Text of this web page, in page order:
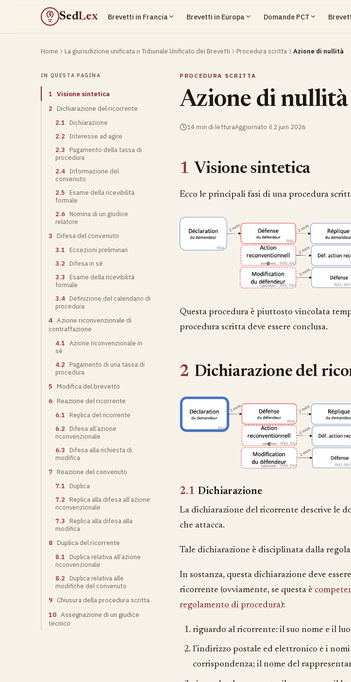
§ SedLex Brevetti in Francia Brevetti in Europa Domande PCT
Home La giurisdizione unificata o Tribunale Unificato dei Brevetti Procedura scritta Azione di nullità
IN QUESTA PAGINA
1 Visione sintetica
2 Dichiarazione del ricorrente
2.1
Dichiarazione
2.2
Interesse ad agire
2.3
Pagamento della tassa di
procedura
2.4 Informazione del
convenuto
2.5
Esame della ricevibilità
formale
2.6
Nomina di un giudice
relatore
3 Difesa del convenuto
3.1
Eccezioni preliminari
3.2
Difesa in sé
3.3
Esame della ricevibilità
formale
3.4
Definizione del calendario di
procedura
4 Azione riconvenzionale di
contraffazione
4.1
Azione riconvenzionale in
sé
4.2
Pagamento di una tassa di
procedura
5 Modifica del brevetto
6 Reazione del ricorrente
6.1
Replica del ricorrente
6.2
Difesa all’azione
riconvenzionale
6.3
Difesa alla richiesta di
modifica
7 Reazione del convenuto
7.1
Duplica
7.2
Replica alla difesa all’azione
riconvenzionale
7.3
Replica alla difesa alla
modifica
8 Duplica del ricorrente
8.1
Duplica relativa all’azione
riconvenzionale
8.2
Duplica relativa alle
modifiche del convenuto
9 Chiusura della procedura scritta
10 Assegnazione di un giudice
tecnico
PROCEDURA SCRITTA
Azione di nullità
14 min di letturaAggiornato il 2 juin 2026
1 Visione sintetica
Ecco le principali fasi di una procedura
Questa procedura è piuttosto vincolata
procedura scritta deve essere conclusa.
2 Dichiarazione del
2.1 Dichiarazione
La dichiarazione del ricorrente descrive le
che attacca.
Tale dichiarazione è disciplinata dalla
In sostanza, questa dichiarazione deve
ricorrente (ovviamente, se questa è
regolamento di procedura):
riguardo al ricorrente: il suo nome e il
l’indirizzo postale ed elettronico e i
corrispondenza; il nome del